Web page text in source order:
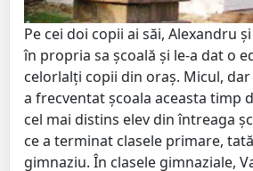
Pe cei doi copii ai săi, Alexandru
în propria sa şcoală şi le-a dat o
celorlalţi copii din oraş. Micul,
a frecventat şcoala aceasta timp
cel mai distins elev din întreaga
ce a terminat clasele primare,
gimnaziu. În clasele gimnaziale,